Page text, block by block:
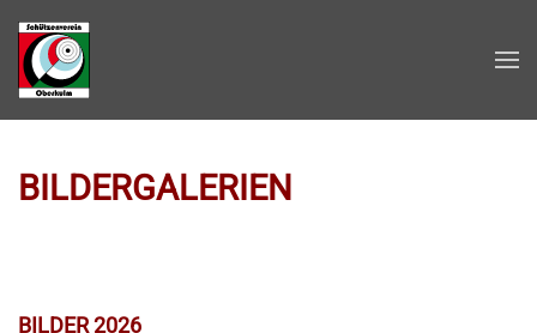
Zum Hauptinhalt springen
BILDERGALERIEN
BILDER 2026